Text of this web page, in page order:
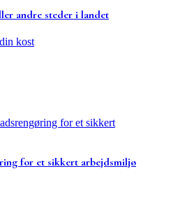
andre steder i landet
for et sikkert arbejdsmiljø